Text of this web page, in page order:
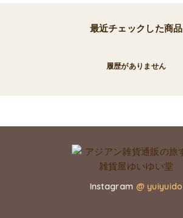
最近チェックした商品
履歴がありません
Instagram @ yuiyuido